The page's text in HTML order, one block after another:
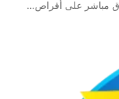
مباشر على أقراص…